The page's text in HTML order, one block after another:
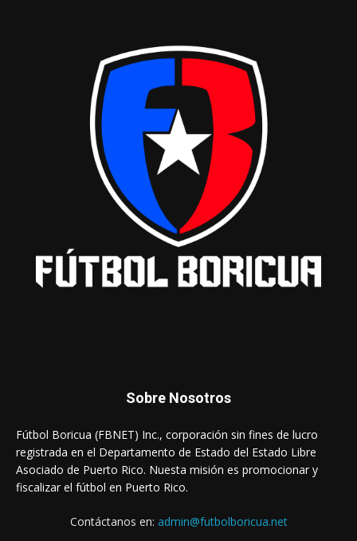
Sobre Nosotros
Fútbol Boricua (FBNET) Inc., corporación sin fines de lucro
registrada en el Departamento de Estado del Estado Libre
Asociado de Puerto Rico. Nuesta misión es promocionar y
fiscalizar el fútbol en Puerto Rico.
Contáctanos en: admin@futbolboricua.net